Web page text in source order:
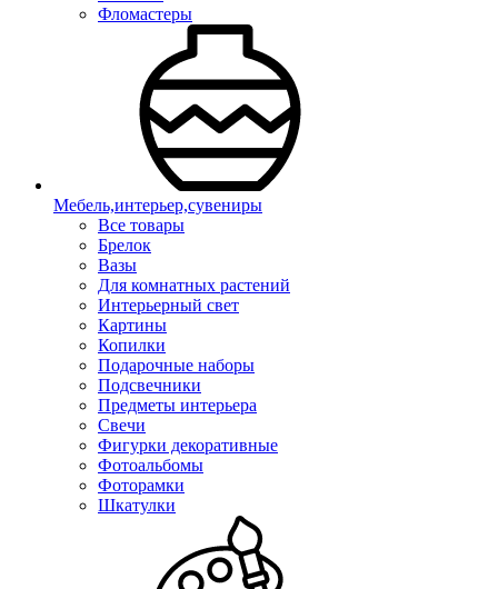
Фломастеры
Мебель,интерьер,сувениры
Все товары
Брелок
Вазы
Для комнатных растений
Интерьерный свет
Картины
Копилки
Подарочные наборы
Подсвечники
Предметы интерьера
Свечи
Фигурки декоративные
Фотоальбомы
Фоторамки
Шкатулки